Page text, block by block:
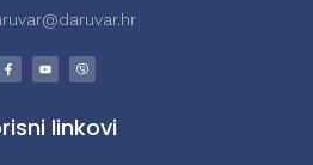
linkovi